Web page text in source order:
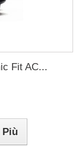
Fit AC...
Più